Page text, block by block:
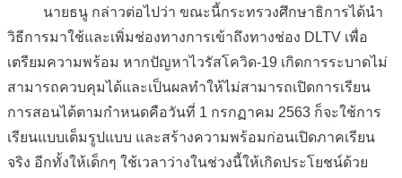
นายธนู กล่าวต่อไปว่า ขณะนี้กระทรวงศึกษาธิการได้นำ
วิธีการมาใช้และเพิ่มช่องทางการเข้าถึงทางช่อง DLTV เพื่อ
เตรียมความพร้อม หากปัญหาไวรัสโควิด-19 เกิดการระบาดไม่
สามารถควบคุมได้และเป็นผลทำให้ไม่สามารถเปิดการเรียน
การสอนได้ตามกำหนดคือวันที่ 1 กรกฏาคม 2563 ก็จะใช้การ
เรียนแบบเต็มรูปแบบ และสร้างความพร้อมก่อนเปิดภาคเรียน
จริง อีกทั้งให้เด็กๆ ใช้เวลาว่างในช่วงนี้ให้เกิดประโยชน์ด้วย